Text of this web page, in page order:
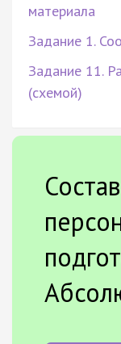
материала
Задание 1.
Задание 11.
(схемой)